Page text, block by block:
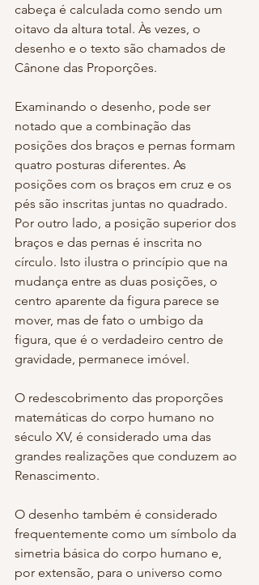
cabeça é calculada como sendo um
oitavo da altura total. Às vezes, o
desenho e o texto são chamados de
Cânone das Proporções.
Examinando o desenho, pode ser
notado que a combinação das
posições dos braços e pernas formam
quatro posturas diferentes. As
posições com os braços em cruz e os
pés são inscritas juntas no quadrado.
Por outro lado, a posição superior dos
braços e das pernas é inscrita no
círculo. Isto ilustra o princípio que na
mudança entre as duas posições, o
centro aparente da figura parece se
mover, mas de fato o umbigo da
figura, que é o verdadeiro centro de
gravidade, permanece imóvel.
O redescobrimento das proporções
matemáticas do corpo humano no
século XV, é considerado uma das
grandes realizações que conduzem ao
Renascimento.
O desenho também é considerado
frequentemente como um símbolo da
simetria básica do corpo humano e,
por extensão, para o universo como